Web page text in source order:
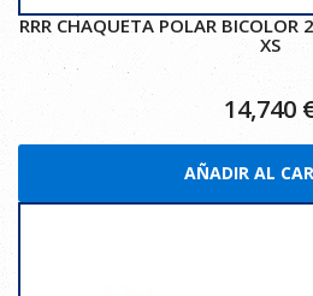
RRR CHAQUETA POLAR
XS
14,740
AÑADIR AL